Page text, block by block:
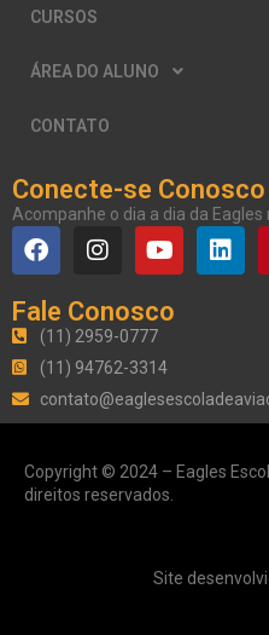
CURSOS
ÁREA DO ALUNO
CONTATO
Conecte-se Conosco
Acompanhe o dia a dia da Eagles
Fale Conosco
(11) 2959-0777
(11) 94762-3314
Copyright © 2024 – Eagles
direitos reservados.
Site